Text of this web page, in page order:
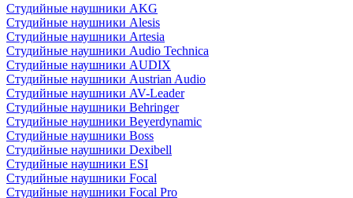
Студийные наушники AKG
Студийные наушники Alesis
Студийные наушники Artesia
Студийные наушники Audio Technica
Студийные наушники AUDIX
Студийные наушники Austrian Audio
Студийные наушники AV-Leader
Студийные наушники Behringer
Студийные наушники Beyerdynamic
Студийные наушники Boss
Студийные наушники Dexibell
Студийные наушники ESI
Студийные наушники Focal
Студийные наушники Focal Pro